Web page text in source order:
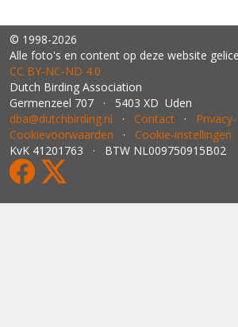
© 1998-2026
Alle foto's en content op deze website
CC BY‑NC‑ND 4.0
Dutch Birding Association
Germenzeel 707 · 5403 XD Uden
dba@dutchbirding.nl · Contact ·
Cookievoorwaarden · Cookie-instellingen
KvK 41201763 · BTW NL009750915B02